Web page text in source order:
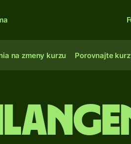
na zmeny kurzu Porovnajte